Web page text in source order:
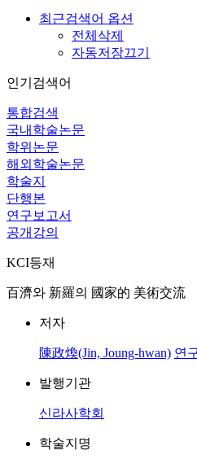
최근검색어 옵션
전체삭제
자동저장끄기
인기검색어
통합검색
국내학술논문
학위논문
해외학술논문
학술지
단행본
연구보고서
공개강의
KCI등재
百濟와 新羅의 國家的 美術交流
저자
陳政煥(Jin, Joung-hwan) 연
발행기관
신라사학회
학술지명